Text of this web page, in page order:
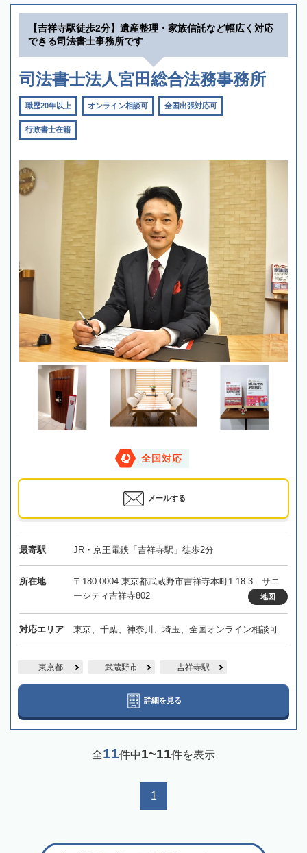
【吉祥寺駅徒歩2分】遺産整理・家族信託など幅広く対応
できる司法書士事務所です
司法書士法人宮田総合法務事務所
職歴20年以上 オンライン相談可 全国出張対応可
行政書士在籍
全国対応
メールする
最寄駅 JR・京王電鉄「吉祥寺駅」徒歩2分
所在地
〒180-0004 東京都武蔵野市吉祥寺本町1-18-3 サニ
ーシティ吉祥寺802
地図
対応エリア 東京、千葉、神奈川、埼玉、全国オンライン相談可
東京都 武蔵野市 吉祥寺駅
詳細を見る
全11件中1~11件を表示
1